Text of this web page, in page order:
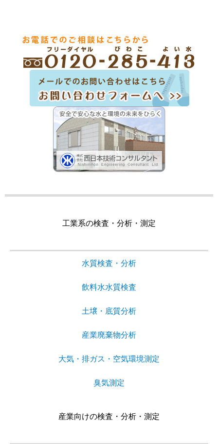
工業系の検査・分析・測定
水質検査・分析
飲料水水質検査
土壌・底質分析
産業廃棄物分析
大気・排ガス・空気環境測定
臭気測定
産業向けの検査・分析・測定